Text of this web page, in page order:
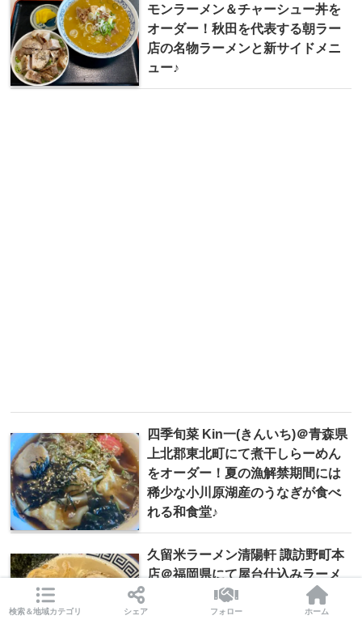
モンラーメン＆チャーシュー丼を
オーダー！秋田を代表する朝ラー
店の名物ラーメンと新サイドメニ
ュー♪
四季旬菜 Kin一(きんいち)＠青森県
上北郡東北町にて煮干しらーめん
をオーダー！夏の漁解禁期間には
稀少な小川原湖産のうなぎが食べ
れる和食堂♪
久留米ラーメン清陽軒 諏訪野町本
店＠福岡県にて屋台仕込みラーメ
ンをオーダー！豚の背脂を揚げて
作ったカリカリの香ばしさが堪ら
検索＆地域カテゴリ シェア フォロー ホーム